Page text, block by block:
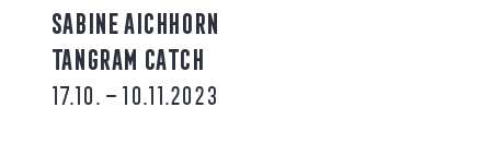
SABINE AICHHORN
TANGRAM CATCH
17.10. – 10.11.2023